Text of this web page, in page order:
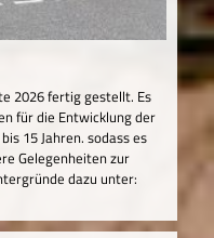
2026 fertig gestellt. Es
für die Entwicklung der
15 Jahren. sodass es
Gelegenheiten zur
dazu unter: